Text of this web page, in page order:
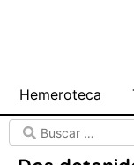
Hemeroteca